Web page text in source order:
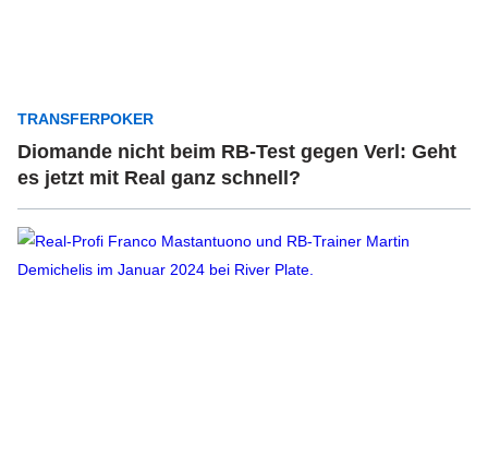
TRANSFERPOKER
Diomande nicht beim RB-Test gegen Verl: Geht
es jetzt mit Real ganz schnell?